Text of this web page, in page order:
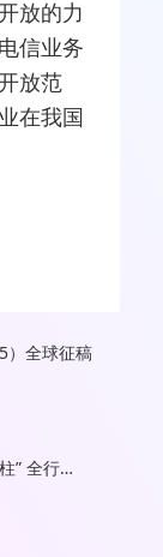
放的力
信业务
放范
在我国
）全球征稿
北京邮电大学教授陶小峰：夯实6G“基础性支柱” 全行业共同定义6G未来